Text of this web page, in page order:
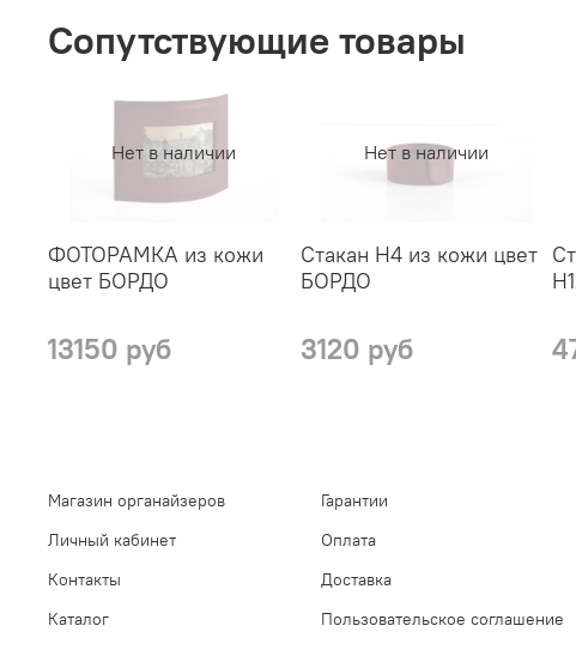
Сопутствующие товары
Нет в наличии
ФОТОРАМКА из кожи
цвет БОРДО
13150 руб
Нет в наличии
Стакан Н4 из кожи цвет
БОРДО
3120 руб
Магазин органайзеров
Личный кабинет
Контакты
Каталог
Гарантии
Оплата
Доставка
Пользовательское соглашение